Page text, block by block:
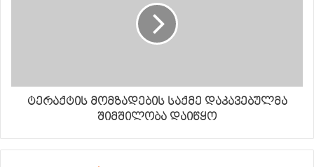
ტერაქტის მომზადების საქმე დაკავებულმა
შიმშილობა დაიწყო